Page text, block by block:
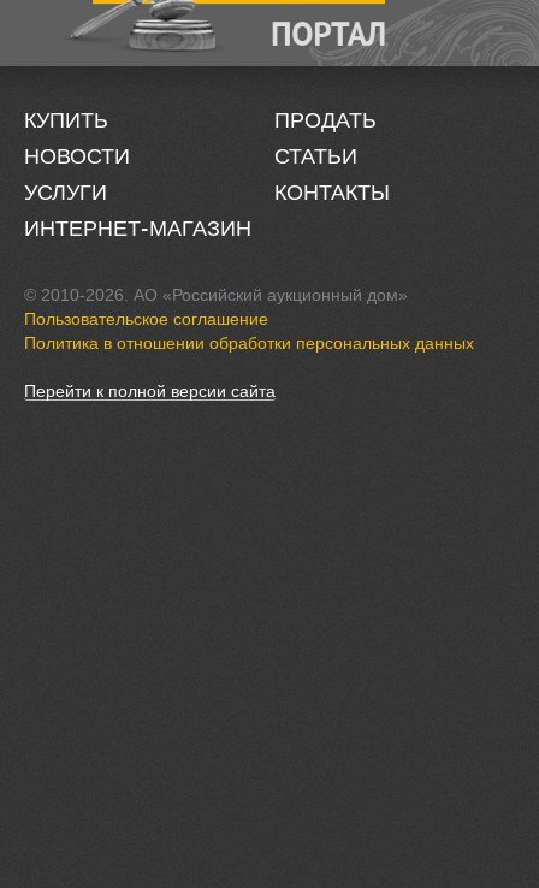
КУПИТЬ
ПРОДАТЬ
НОВОСТИ
СТАТЬИ
УСЛУГИ
КОНТАКТЫ
ИНТЕРНЕТ-МАГАЗИН
© 2010-2026. АО «Российский аукционный дом»
Пользовательское соглашение
Политика в отношении обработки персональных данных
Перейти к полной версии сайта